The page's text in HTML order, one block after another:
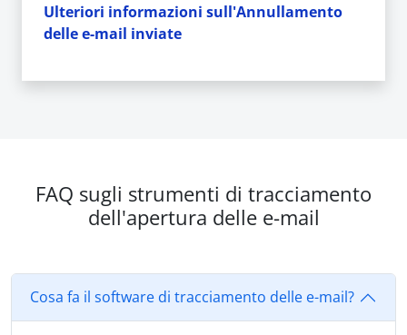
Ulteriori informazioni sull'Annullamento
delle e-mail inviate
FAQ sugli strumenti di tracciamento
dell'apertura delle e-mail
Cosa fa il software di tracciamento delle e-mail?